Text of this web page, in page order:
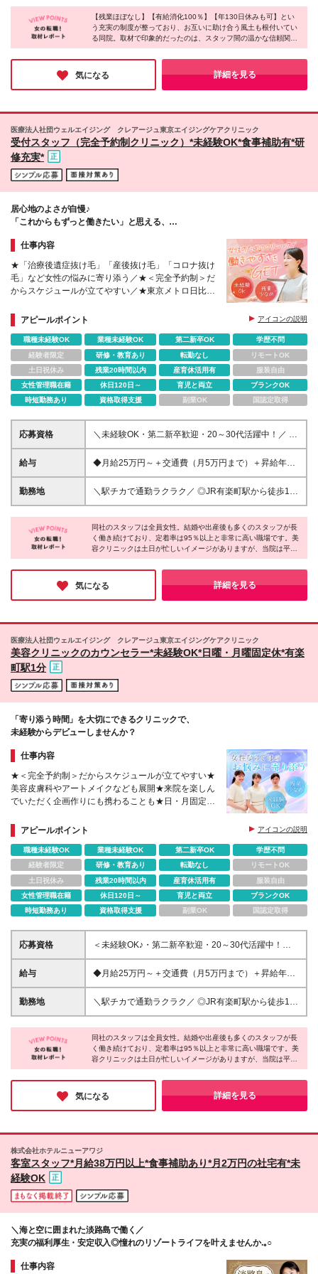
す！
過分は全額支給します ※試用期間3ヶ月（期間中は売
上還元金・インセンティブなし。その他給与・待遇・
雇用形態に差異はありません）
ても綺麗で広々としたクリニックに！ ★原則、転居
を伴う転勤はありません ◆リアスクリニック銀座院
東京都中央区銀座7-8-17 虎屋銀座ビル9F ◆リアス
クリニック横浜院（駅直結） 神奈川県横浜市西区高
島2-19-12 横浜スカイビル26F ≪続々とオープン予
定！≫ 福岡天神院、池袋院、大宮院、大阪院など順
【残業ほぼなし】【有給消化100％】【年130日休みも可】とい
う充実の制度が整っており、お互いに助け合う風土も根付いてい
る同院。取材で印象的だったのは、スタッフ間の温かな信頼関係
です。「女性専門の毛髪再生治療」という社会貢献度の高い分野
で、自分の時間や家庭を大切にしながら専門性も磨けるところが
魅力。「仕事もプライベートも充実させたい」という方に、自信
を持っておすすめしたいと思います。
気になる 詳細を見る
医療法人社団ウェルエイジング クレアージュ東京エイジングケアクリニック
受付スタッフ（完全予約制クリニック）*未経験OK*食事補助有*研
修充実*
居心地のよさが自慢♪
「これからもずっと働きたい」と思える、
仕事内容
★「治療後遺症抜け毛」「産後抜け毛」「コロナ抜け
毛」など女性の悩みに寄り添う／★＜完全予約制＞だ
からスケジュールが立てやすい／★東京メトロ日比谷
なしアピールポイント アイコンの説明
職種未経験OK 業種未経験OK 第二新卒OK
学歴不問
経験者限定
研修・教育あり 転勤なし
リモートOK
土日祝休み
残業20時間以内 産育休活用有
服装自由
女性管理職在籍
休日120日～ 育児と両立
ブランクOK
時短勤務あり
資格取得支援 副業OK 国認定取得
応募資格
＼未経験OK・第二新卒歓迎・20～30代活躍中！／ ★
学歴不問 ★経験不問
給与
◆月給25万円～＋交通費（月5万円まで）＋昇給年1
回＋賞与 ※給与は年齢、経験、能力を考慮の上、優遇
します。 ※試用期間3ヶ月あり（その間の雇用形態・
勤務地
＼駅チカで通勤ラクラク／ ◎JR有楽町駅から徒歩1
分！ ◎東京メトロ日比谷駅直結！
………………………………… ＜クレアージュ東京 エ
イジングケアクリニック＞ 東京都千代田区有楽町1-7-
1 有楽町電気ビル 北館17F
………………………………… (変更の範囲)上記を除く
当社関連勤務地
同社のスタッフは全員女性。結婚や出産後も多くのスタッフが長
く働き続けており、定着率は95％以上と非常に高い職場です。美
容クリニックは土日が忙しいイメージがありますが、当院は平日
の方がご来院が多いのが特徴。日曜・月曜が固定休なので、プラ
イベートの予定も立てやすく、働きやすい環境です。研修やサポ
ート体制も万全！女性特有のお悩みに寄り添いながら、患者様と
一緒に成長できるやりがいを感じられる職場です。
気になる 詳細を見る
医療法人社団ウェルエイジング クレアージュ東京エイジングケアクリニック
美容クリニックのカウンセラー*未経験OK*日曜・月曜固定休*有楽
町駅1分
「寄り添う時間」を大切にできるクリニックで、
未経験からデビューしませんか？
仕事内容
★＜完全予約制＞だからスケジュールが立てやすい★
美容皮膚科やアートメイクなども展開★来院を楽しん
でいただく企画作りにも携わることも★日・月固定
アピールポイント
アイコンの説明
職種未経験OK 業種未経験OK 第二新卒OK
学歴不問
経験者限定
研修・教育あり 転勤なし
リモートOK
土日祝休み
残業20時間以内 産育休活用有
服装自由
女性管理職在籍
休日120日～ 育児と両立
ブランクOK
時短勤務あり
資格取得支援 副業OK 国認定取得
応募資格
＜未経験OK♪・第二新卒歓迎・20～30代活躍中！＞
★学歴不問 ★経験不問 ＼人柄重視で採用します！／
「やってみたい」という気持ちがあればOK！ 人と話
ある方に ピッタリのお仕事です♪
給与
◆月給25万円～＋交通費（月5万円まで）＋昇給年1
回＋賞与 ※給与は年齢、経験、能力を考慮の上、優遇
します。 ※試用期間3ヶ月あり（その間の雇用形態・
勤務地
＼駅チカで通勤ラクラク／ ◎JR有楽町駅から徒歩1
分！ ◎東京メトロ日比谷駅直結！
………………………………… ＜クレアージュ東京 エ
イジングケアクリニック＞ 東京都千代田区有楽町1-7-
1 有楽町電気ビル 北館17F
………………………………… (変更の範囲)上記を除く
当社関連勤務地
同社のスタッフは全員女性。結婚や出産後も多くのスタッフが長
く働き続けており、定着率は95％以上と非常に高い職場です。美
容クリニックは土日が忙しいイメージがありますが、当院は平日
の方がご来院が多いのが特徴。日曜・月曜が固定休なので、プラ
イベートの予定も立てやすく、働きやすい環境です。研修やサポ
ート体制も万全！女性特有のお悩みに寄り添いながら、患者様と
一緒に成長できるやりがいを感じられる職場です。
気になる 詳細を見る
株式会社ホテルニューアワジ
客室スタッフ*月給38万円以上*食事補助あり*月2万円の社宅有*未
経験OK
＼海と空に囲まれた淡路島で働く／
充実の福利厚生・安定収入◎憧れのリゾートライフを叶えませんか.｡○
仕事内容